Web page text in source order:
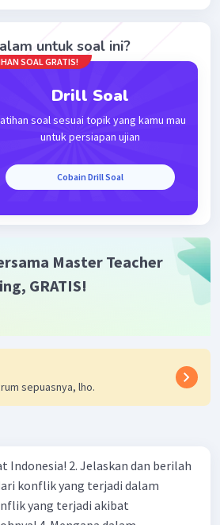
1 pasang elektron yang
untuk soal ini?
SOAL GRATIS!
Drill Soal
soal sesuai topik yang kamu mau
untuk persiapan ujian
Cobain Drill Soal
Master Teacher
GRATIS!
sepuasnya, lho.
dan berilah
konflik yang terjadi dalam